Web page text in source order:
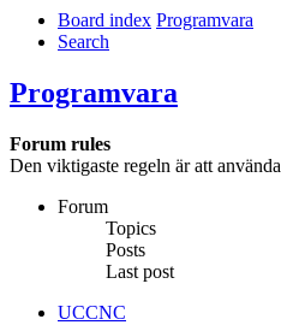
Board index Programvara
Search
Programvara
Forum rules
Den viktigaste regeln är att
Forum
Topics
Posts
Last post
UCCNC